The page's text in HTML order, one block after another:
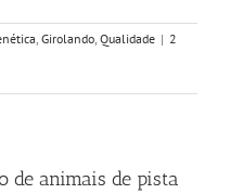
, Girolando, Qualidade | 2
de animais de pista